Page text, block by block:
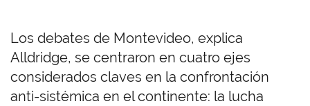
Los debates de Montevideo, explica
Alldridge, se centraron en cuatro ejes
considerados claves en la confrontación
anti-sistémica en el continente: la lucha